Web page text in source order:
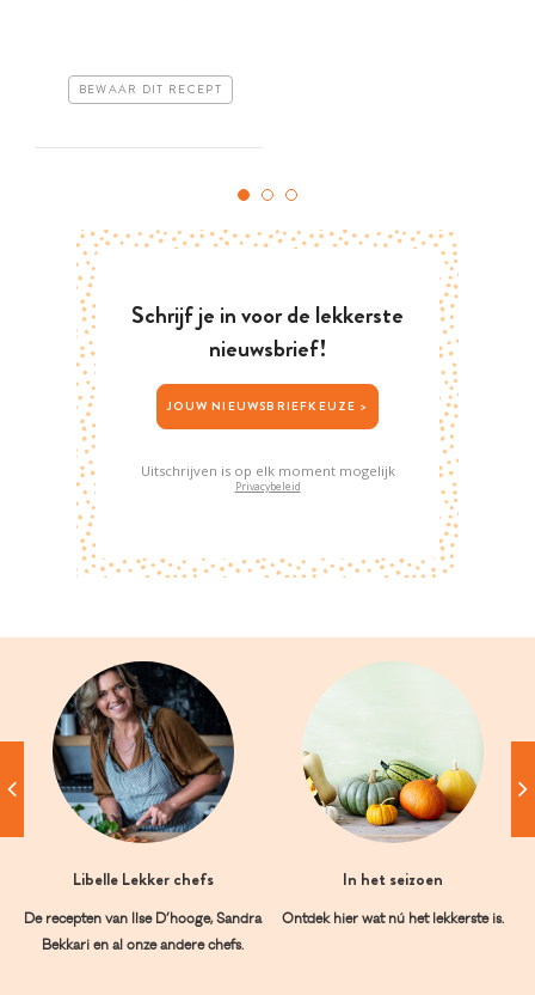
BEWAAR DIT RECEPT
Schrijf je in voor de lekkerste
nieuwsbrief!
JOUW NIEUWSBRIEFKEUZE >
Uitschrijven is op elk moment mogelijk
Privacybeleid
Libelle Lekker chefs
De recepten van Ilse D’hooge, Sandra
Bekkari en al onze andere chefs.
In het seizoen
Ontdek hier wat nú het lekkerste is.